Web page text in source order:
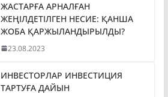
ЖАСТАРҒА АРНАЛҒАН
ЖЕҢІЛДЕТІЛГЕН НЕСИЕ: ҚАНША
ЖОБА ҚАРЖЫЛАНДЫРЫЛДЫ?
23.08.2023
ИНВЕСТОРЛАР ИНВЕСТИЦИЯ
ТАРТУҒА ДАЙЫН